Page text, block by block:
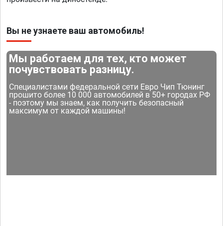
Вы не узнаете ваш автомобиль!
Мы работаем для тех, кто может
почувствовать разницу.
Специалистами федеральной сети Евро Чип Тюнинг
прошито более 10 000 автомобилей в 50+ городах РФ
- поэтому мы знаем, как получить безопасный
максимум от каждой машины!